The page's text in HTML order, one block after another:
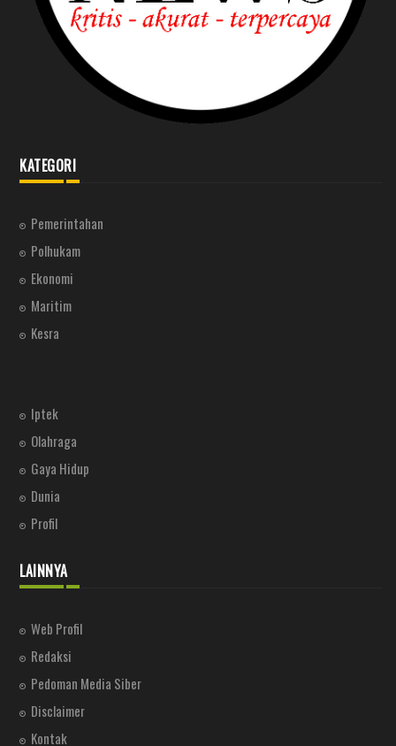
KATEGORI
Pemerintahan
Polhukam
Ekonomi
Maritim
Kesra
Iptek
Olahraga
Gaya Hidup
Dunia
Profil
LAINNYA
Web Profil
Redaksi
Pedoman Media Siber
Disclaimer
Kontak